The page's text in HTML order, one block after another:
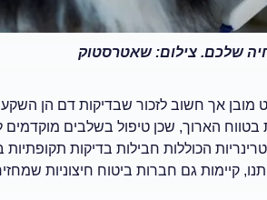
שלכם. צילום: שאטרסטוק
מובן אך חשוב לזכור שבדיקות דם הן
הארוך, שכן טיפול בשלבים מוקדמים
הכוללות חבילות בדיקות תקופתיות
קיימות גם חברות ביטוח חיצוניות